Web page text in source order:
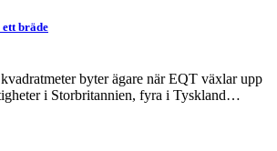
bräde
byter ägare när EQT växlar upp
i Storbritannien, fyra i Tyskland…